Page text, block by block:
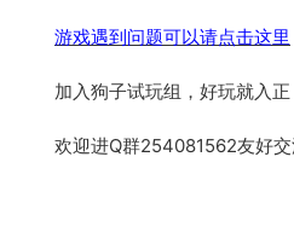
游戏遇到问题可以请点击这里
加入狗子试玩组，好玩就入正
欢迎进Q群254081562友好